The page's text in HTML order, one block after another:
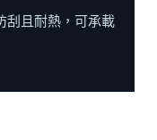
刮且耐熱，可承載